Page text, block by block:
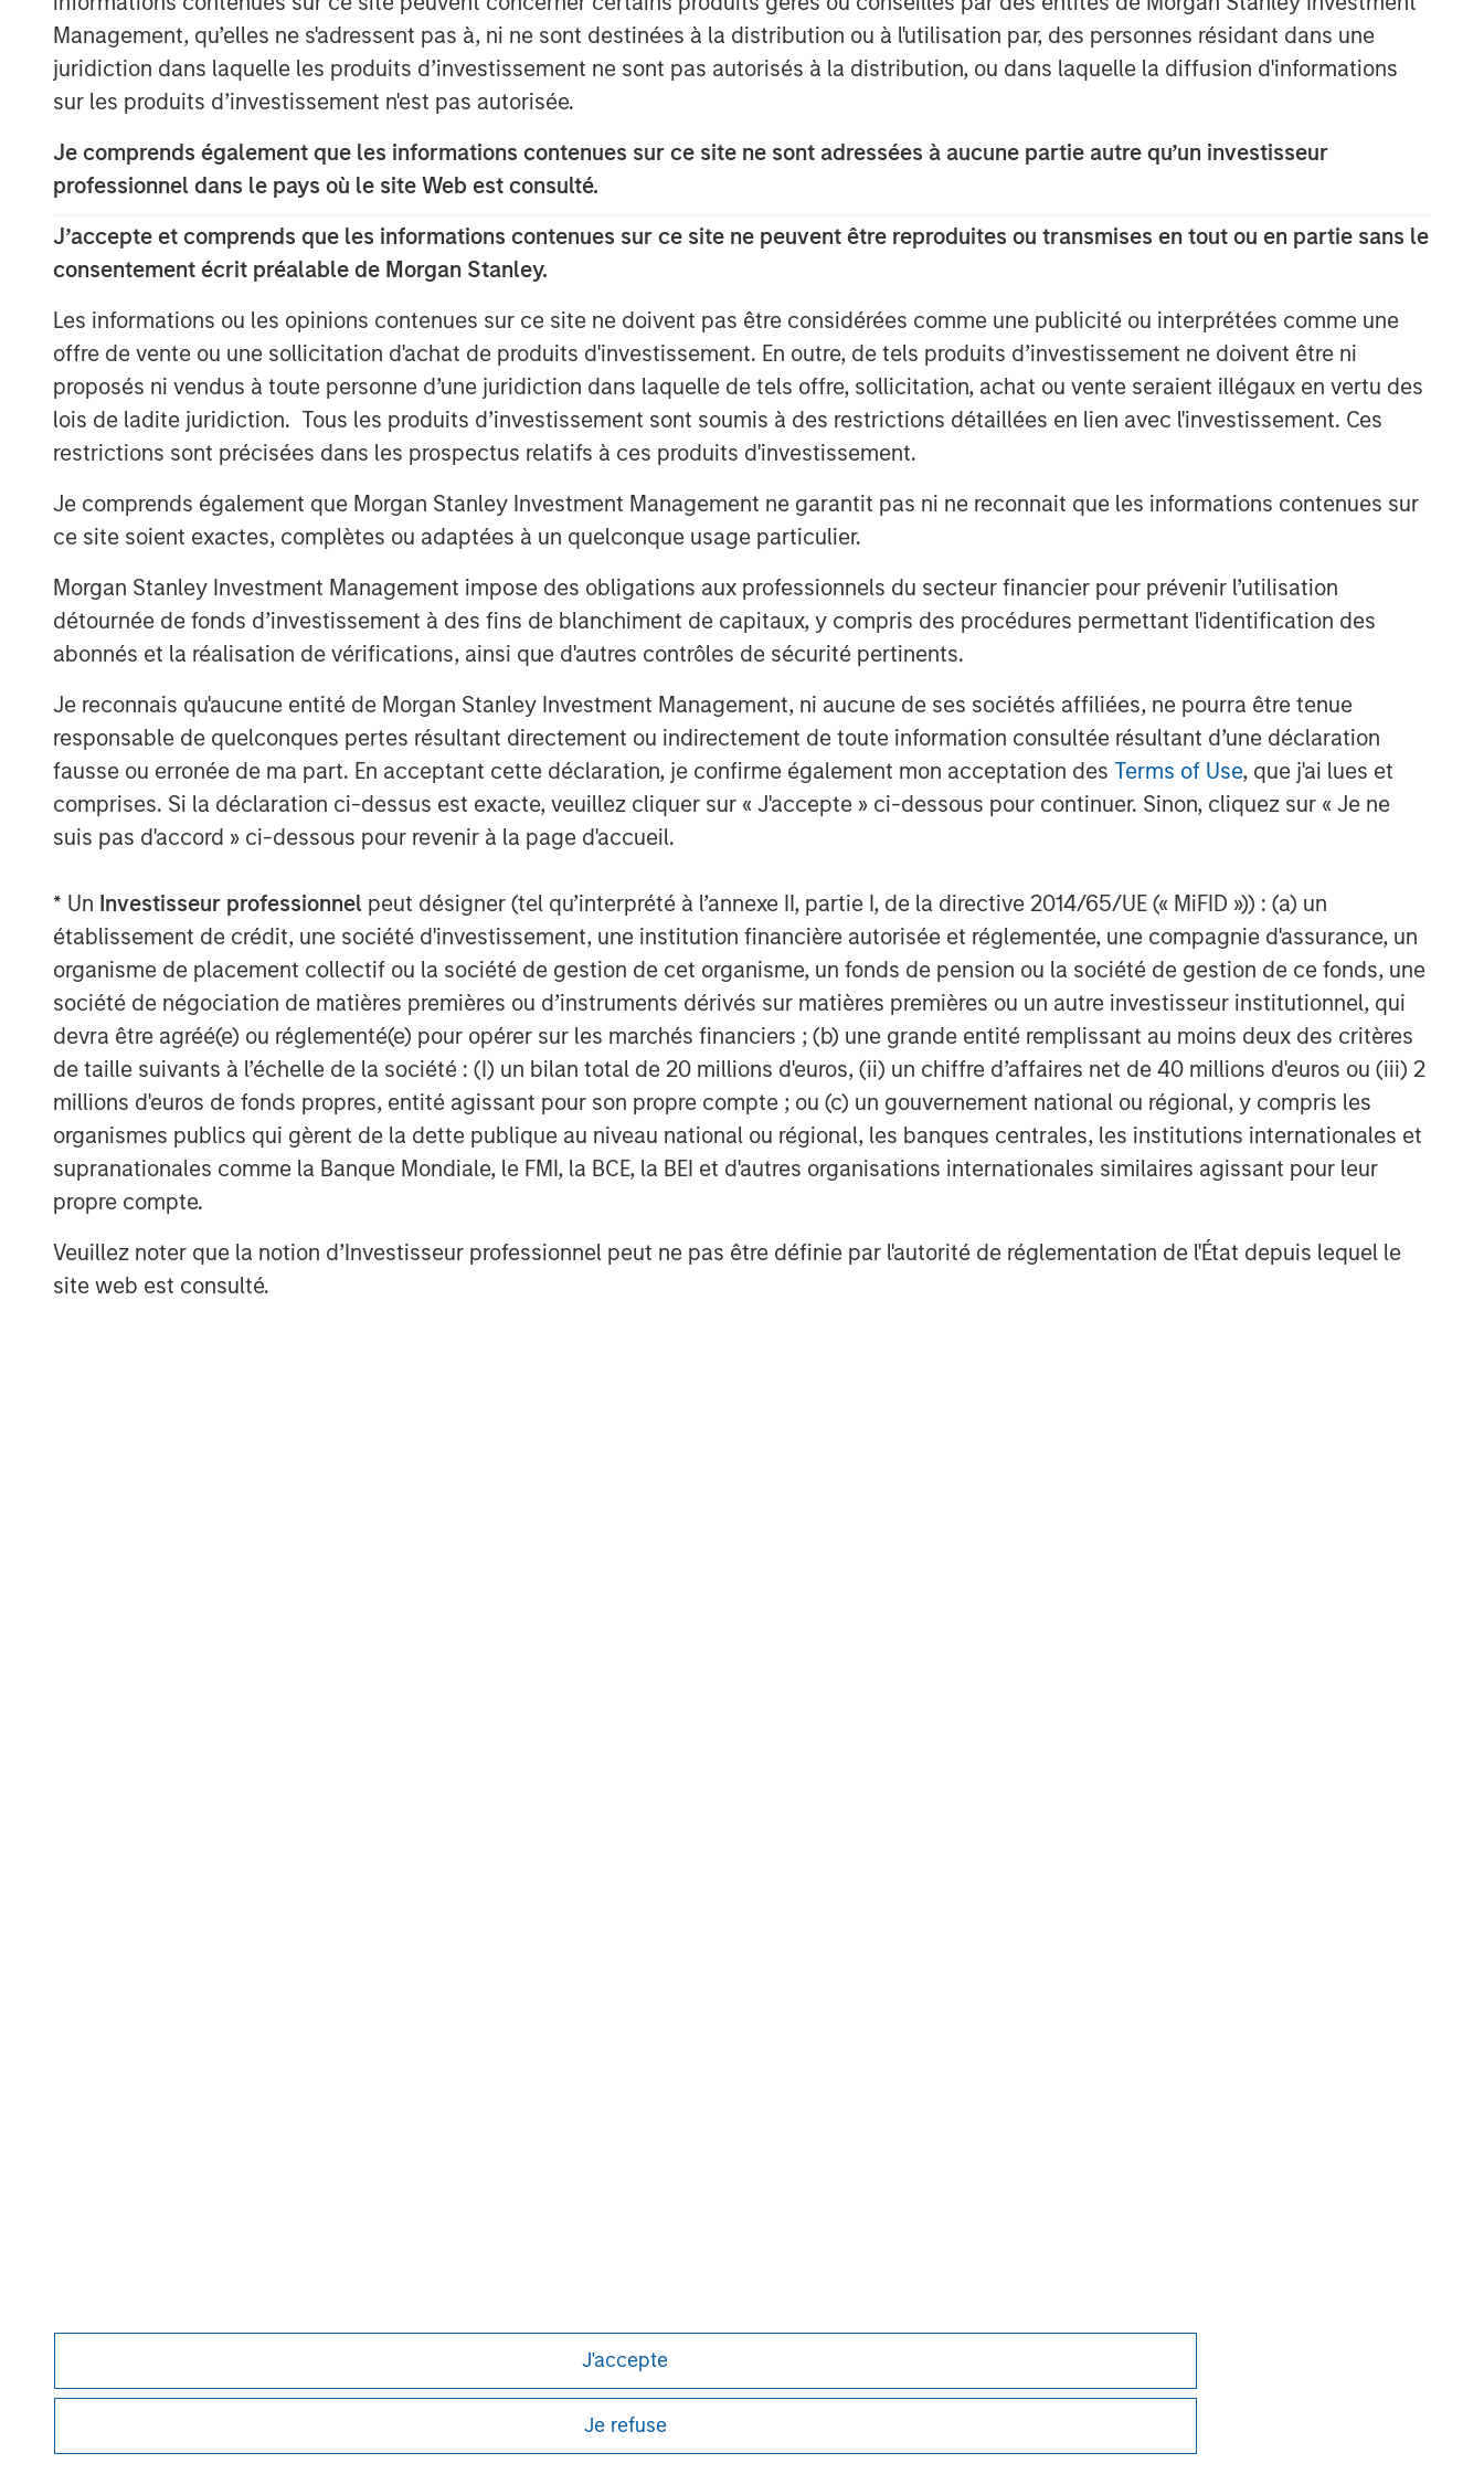
Management, qu’elles ne s'adressent pas à, ni ne sont destinées à la distribution ou à l'utilisation par, des personnes résidant dans une
juridiction dans laquelle les produits d’investissement ne sont pas autorisés à la distribution, ou dans laquelle la diffusion d'informations
sur les produits d’investissement n'est pas autorisée.
Je comprends également que les informations contenues sur ce site ne sont adressées à aucune partie autre qu’un investisseur
professionnel dans le pays où le site Web est consulté.
J’accepte et comprends que les informations contenues sur ce site ne peuvent être reproduites ou transmises en tout ou en partie sans le
consentement écrit préalable de Morgan Stanley.
Les informations ou les opinions contenues sur ce site ne doivent pas être considérées comme une publicité ou interprétées comme une
offre de vente ou une sollicitation d'achat de produits d'investissement. En outre, de tels produits d’investissement ne doivent être ni
proposés ni vendus à toute personne d’une juridiction dans laquelle de tels offre, sollicitation, achat ou vente seraient illégaux en vertu des
lois de ladite juridiction. Tous les produits d’investissement sont soumis à des restrictions détaillées en lien avec l'investissement. Ces
restrictions sont précisées dans les prospectus relatifs à ces produits d'investissement.
Je comprends également que Morgan Stanley Investment Management ne garantit pas ni ne reconnait que les informations contenues sur
ce site soient exactes, complètes ou adaptées à un quelconque usage particulier.
Morgan Stanley Investment Management impose des obligations aux professionnels du secteur financier pour prévenir l’utilisation
détournée de fonds d’investissement à des fins de blanchiment de capitaux, y compris des procédures permettant l'identification des
abonnés et la réalisation de vérifications, ainsi que d'autres contrôles de sécurité pertinents.
Je reconnais qu'aucune entité de Morgan Stanley Investment Management, ni aucune de ses sociétés affiliées, ne pourra être tenue
responsable de quelconques pertes résultant directement ou indirectement de toute information consultée résultant d’une déclaration
fausse ou erronée de ma part. En acceptant cette déclaration, je confirme également mon acceptation des Terms of Use, que j'ai lues et
comprises. Si la déclaration ci-dessus est exacte, veuillez cliquer sur « J'accepte » ci-dessous pour continuer. Sinon, cliquez sur « Je ne
suis pas d'accord » ci-dessous pour revenir à la page d'accueil.
* Un Investisseur professionnel peut désigner (tel qu’interprété à l’annexe II, partie I, de la directive 2014/65/UE (« MiFID »)) : (a) un
établissement de crédit, une société d'investissement, une institution financière autorisée et réglementée, une compagnie d'assurance, un
organisme de placement collectif ou la société de gestion de cet organisme, un fonds de pension ou la société de gestion de ce fonds, une
société de négociation de matières premières ou d’instruments dérivés sur matières premières ou un autre investisseur institutionnel, qui
devra être agréé(e) ou réglementé(e) pour opérer sur les marchés financiers ; (b) une grande entité remplissant au moins deux des critères
de taille suivants à l’échelle de la société : (I) un bilan total de 20 millions d'euros, (ii) un chiffre d’affaires net de 40 millions d'euros ou (iii) 2
millions d'euros de fonds propres, entité agissant pour son propre compte ; ou (c) un gouvernement national ou régional, y compris les
organismes publics qui gèrent de la dette publique au niveau national ou régional, les banques centrales, les institutions internationales et
supranationales comme la Banque Mondiale, le FMI, la BCE, la BEI et d'autres organisations internationales similaires agissant pour leur
propre compte.
Veuillez noter que la notion d’Investisseur professionnel peut ne pas être définie par l'autorité de réglementation de l'État depuis lequel le
site web est consulté.
J'accepte
Je refuse
Planet Fitness is one of the largest and fastest-growing franchisors of fitness
centers in the United States. As of March 31, 2019, Planet Fitness had more than
13.6 million members and 1,806 clubs in the 50 states, the District of Columbia,
Puerto Rico, Canada, the Dominican Republic, Panama and Mexico. Planet
Fitness’ mission is to enhance people’s lives by providing a high-quality fitness
experience in a welcoming, non-intimidating environment, called the Judgement
Free Zone®.
In addition to operating top-performing locations in the Planet Fitness system,
Impact is dedicated to improving communities in which it operates by providing
high-quality, affordable gym access to underserved communities, partnering
with local charitable organizations, and hiring talent from the very cities and
towns the clubs serve. Impact achieved B-Corp eligibility status in 2018 and is a
recognized leading franchisee in the Planet Fitness system.
partner with Impact’s talented management team to continue the Company’s
impressive growth. We have admired Planet Fitness and the franchisee system,
pleased to support the Company as it expands and aims to bring its offering to
additional communities in need.”
Adam Willaeys, Chief Executive Officer of Impact Fitness, said, “Impact Fitness
is excited to continue its journey of providing high-value, low-cost, judgement-
free fitness for everyone. Morgan Stanley Capital Partners is the ideal match for
not only growing our brand, but also the culture and mission of Impact Fitness.
Thank you to Bain Capital Double Impact, Bridges Fund Management, and all
parties for making this opportunity possible.”
they've increased access to fitness for hundreds of thousands of people who
live in markets that are underserved by other fitness providers,” said Peter
Spring, a Managing Director of Bain Capital Double Impact. “We have been
thrilled with their successes improving access to low-cost fitness and building
a high-performance, mission-aligned team culture, and we wish Chris, Adam
and the rest of the Impact Fitness team well during this next phase of their
growth.”
Debevoise & Plimpton served as legal advisor to MSCP. Harris Williams served
as financial advisor to Impact Fitness and BCDI.
About Morgan Stanley Capital Partners
Morgan Stanley Capital Partners, part of Morgan Stanley Investment
Management, is a leading middle-market private equity platform that has
Managing Director
Aaron Sack
Managing Director